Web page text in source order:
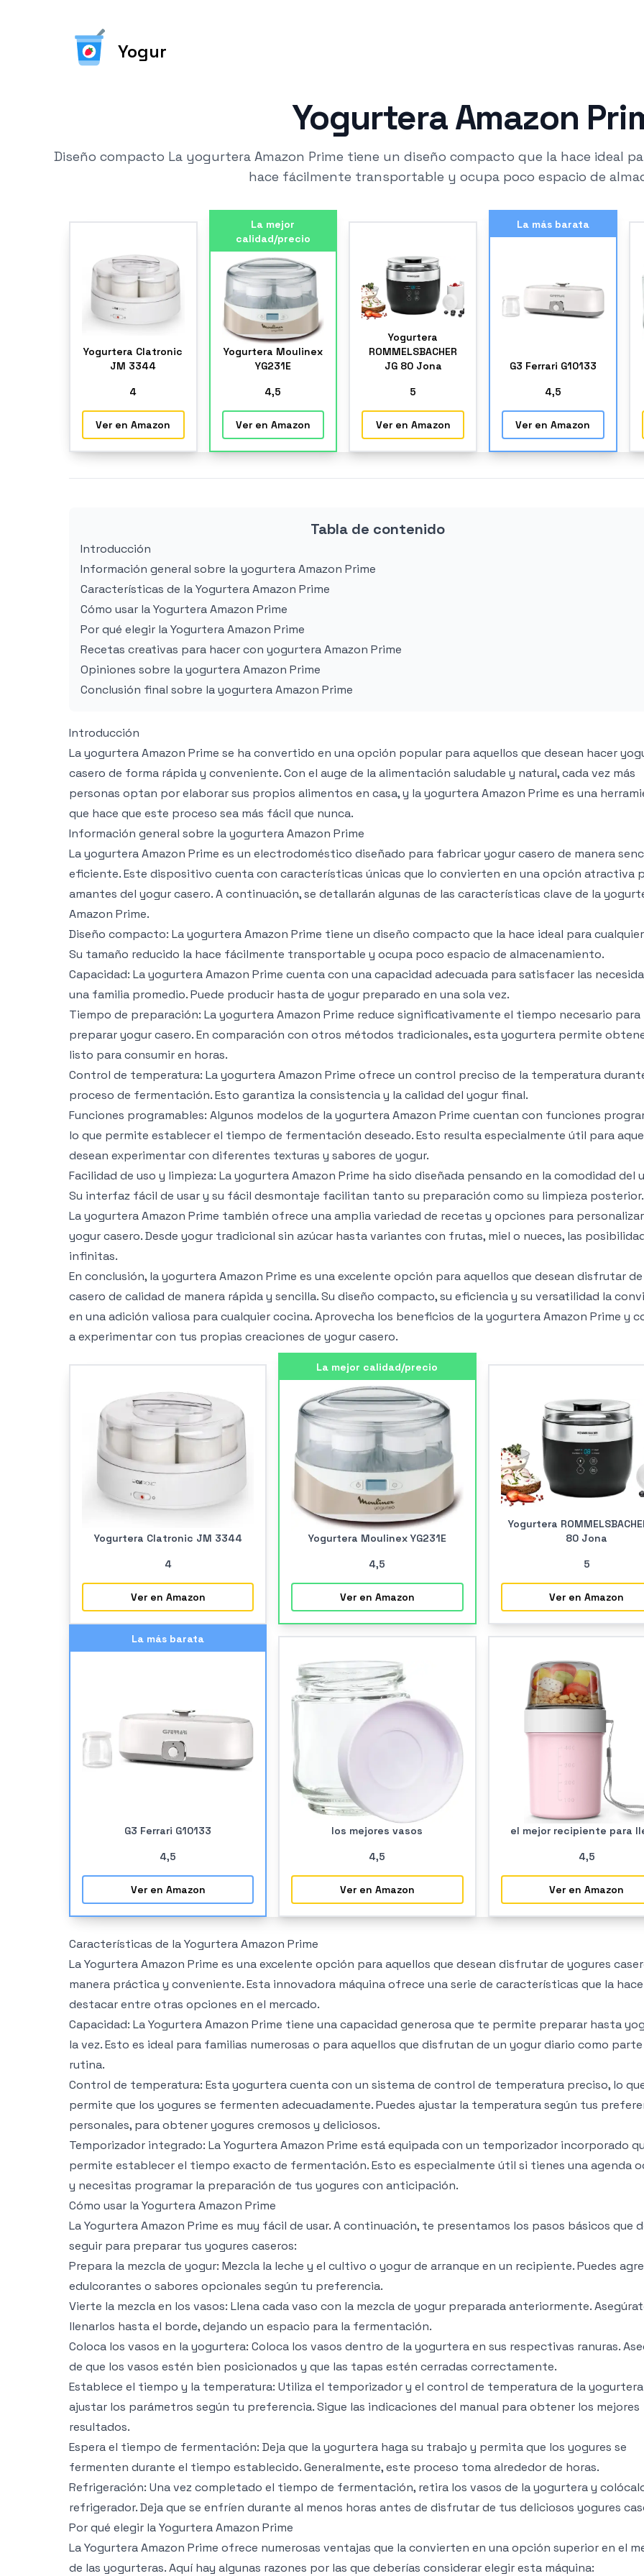
Yogur
Yogurtera Amazon
Diseño compacto La yogurtera Amazon Prime tiene un diseño compacto que la hace ideal
hace fácilmente transportable y ocupa poco espacio de
Yogurtera Clatronic
JM 3344
4
Ver en Amazon
La mejor
calidad/precio
Yogurtera Moulinex
YG231E
4,5
Ver en Amazon
Yogurtera
ROMMELSBACHER
JG 80 Jona
5
Ver en Amazon
La más barata
G3 Ferrari G10133
4,5
Ver en Amazon
Tabla de contenido
Introducción
Información general sobre la yogurtera Amazon Prime
Características de la Yogurtera Amazon Prime
Cómo usar la Yogurtera Amazon Prime
Por qué elegir la Yogurtera Amazon Prime
Recetas creativas para hacer con yogurtera Amazon Prime
Opiniones sobre la yogurtera Amazon Prime
Conclusión final sobre la yogurtera Amazon Prime
Introducción
La yogurtera Amazon Prime se ha convertido en una opción popular para aquellos que desean hacer
casero de forma rápida y conveniente. Con el auge de la alimentación saludable y natural, cada vez más
personas optan por elaborar sus propios alimentos en casa, y la yogurtera Amazon Prime es una
que hace que este proceso sea más fácil que nunca.
Información general sobre la yogurtera Amazon Prime
La yogurtera Amazon Prime es un electrodoméstico diseñado para fabricar yogur casero de manera
eficiente. Este dispositivo cuenta con características únicas que lo convierten en una opción atractiva
amantes del yogur casero. A continuación, se detallarán algunas de las características clave de la
Amazon Prime.
Diseño compacto: La yogurtera Amazon Prime tiene un diseño compacto que la hace ideal para
Su tamaño reducido la hace fácilmente transportable y ocupa poco espacio de almacenamiento.
Capacidad: La yogurtera Amazon Prime cuenta con una capacidad adecuada para satisfacer las
una familia promedio. Puede producir hasta de yogur preparado en una sola vez.
Tiempo de preparación: La yogurtera Amazon Prime reduce significativamente el tiempo necesario para
preparar yogur casero. En comparación con otros métodos tradicionales, esta yogurtera permite
listo para consumir en horas.
Control de temperatura: La yogurtera Amazon Prime ofrece un control preciso de la temperatura
proceso de fermentación. Esto garantiza la consistencia y la calidad del yogur final.
Funciones programables: Algunos modelos de la yogurtera Amazon Prime cuentan con funciones
lo que permite establecer el tiempo de fermentación deseado. Esto resulta especialmente útil para
desean experimentar con diferentes texturas y sabores de yogur.
Facilidad de uso y limpieza: La yogurtera Amazon Prime ha sido diseñada pensando en la comodidad del
Su interfaz fácil de usar y su fácil desmontaje facilitan tanto su preparación como su limpieza posterior.
La yogurtera Amazon Prime también ofrece una amplia variedad de recetas y opciones para
yogur casero. Desde yogur tradicional sin azúcar hasta variantes con frutas, miel o nueces, las
infinitas.
En conclusión, la yogurtera Amazon Prime es una excelente opción para aquellos que desean disfrutar
casero de calidad de manera rápida y sencilla. Su diseño compacto, su eficiencia y su versatilidad la
en una adición valiosa para cualquier cocina. Aprovecha los beneficios de la yogurtera Amazon Prime y
a experimentar con tus propias creaciones de yogur casero.
Yogurtera Clatronic JM 3344
4
Ver en Amazon
La mejor calidad/precio
Yogurtera Moulinex YG231E
4,5
Ver en Amazon
Yogurtera
80 Jona
5
Ver en Amazon
La más barata
G3 Ferrari G10133
4,5
Ver en Amazon
los mejores vasos
4,5
Ver en Amazon
el mejor recipiente para
4,5
Ver en Amazon
Características de la Yogurtera Amazon Prime
La Yogurtera Amazon Prime es una excelente opción para aquellos que desean disfrutar de yogures
manera práctica y conveniente. Esta innovadora máquina ofrece una serie de características que la
destacar entre otras opciones en el mercado.
Capacidad: La Yogurtera Amazon Prime tiene una capacidad generosa que te permite preparar hasta
la vez. Esto es ideal para familias numerosas o para aquellos que disfrutan de un yogur diario como
rutina.
Control de temperatura: Esta yogurtera cuenta con un sistema de control de temperatura preciso, lo
permite que los yogures se fermenten adecuadamente. Puedes ajustar la temperatura según tus
personales, para obtener yogures cremosos y deliciosos.
Temporizador integrado: La Yogurtera Amazon Prime está equipada con un temporizador incorporado
permite establecer el tiempo exacto de fermentación. Esto es especialmente útil si tienes una agenda
y necesitas programar la preparación de tus yogures con anticipación.
Cómo usar la Yogurtera Amazon Prime
La Yogurtera Amazon Prime es muy fácil de usar. A continuación, te presentamos los pasos básicos que
seguir para preparar tus yogures caseros:
Prepara la mezcla de yogur: Mezcla la leche y el cultivo o yogur de arranque en un recipiente. Puedes
edulcorantes o sabores opcionales según tu preferencia.
Vierte la mezcla en los vasos: Llena cada vaso con la mezcla de yogur preparada anteriormente.
llenarlos hasta el borde, dejando un espacio para la fermentación.
Coloca los vasos en la yogurtera: Coloca los vasos dentro de la yogurtera en sus respectivas ranuras.
de que los vasos estén bien posicionados y que las tapas estén cerradas correctamente.
Establece el tiempo y la temperatura: Utiliza el temporizador y el control de temperatura de la
ajustar los parámetros según tu preferencia. Sigue las indicaciones del manual para obtener los mejores
resultados.
Espera el tiempo de fermentación: Deja que la yogurtera haga su trabajo y permita que los yogures se
fermenten durante el tiempo establecido. Generalmente, este proceso toma alrededor de horas.
Refrigeración: Una vez completado el tiempo de fermentación, retira los vasos de la yogurtera y
refrigerador. Deja que se enfríen durante al menos horas antes de disfrutar de tus deliciosos yogures
Por qué elegir la Yogurtera Amazon Prime
La Yogurtera Amazon Prime ofrece numerosas ventajas que la convierten en una opción superior en el
de las yogurteras. Aquí hay algunas razones por las que deberías considerar elegir esta máquina: